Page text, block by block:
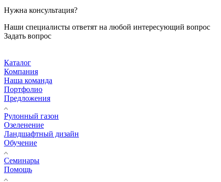
Нужна консультация?
Наши специалисты ответят на любой интересующий вопрос
Задать вопрос
Каталог
Компания
Наша команда
Портфолио
Предложения
Рулонный газон
Озеленение
Ландшафтный дизайн
Обучение
Семинары
Помощь